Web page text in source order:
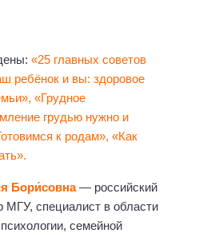
«25 главных советов
ребёнок и вы: здоровое
«Грудное
грудью нужно и
к родам», «Как
Бори́совна— российский
МГУ, специалист в области
семейной